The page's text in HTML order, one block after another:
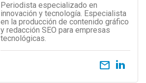
Periodista especializado en
innovación y tecnología. Especialista
en la producción de contenido gráfico
y redacción SEO para empresas
tecnológicas.
email